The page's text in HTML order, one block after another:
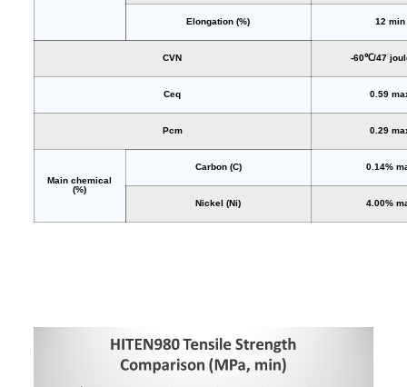
Elongation (%) 12 min
CVN -60℃/47
Ceq 0.59
Pcm 0.29
Main chemical
(%)
Carbon (C) 0.14%
Nickel (Ni) 4.00%